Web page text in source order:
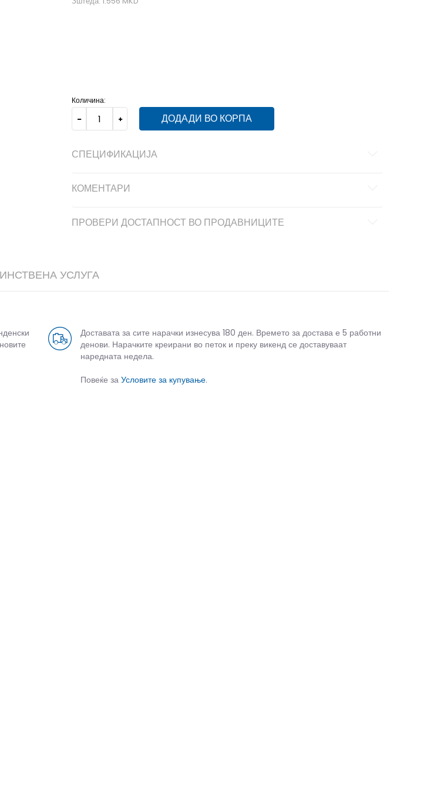
Количина:
ДОДАДИ ВО КОРПА
СПЕЦИФИКАЦИЈА
КОМЕНТАРИ
ПРОВЕРИ ДОСТАПНОСТ ВО ПРОДАВНИЦИТЕ
УСЛУГА
Доставата за сите нарачки изнесува 180 ден. Времето за достава е 5 работни
денови. Нарачките креирани во петок и преку викенд се доставуваат
наредната недела.
Повеќе за Условите за купување.